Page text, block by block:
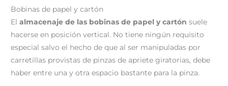
Bobinas de papel y cartón
Elalmacenaje de las bobinas de papel y cartón suele
hacerse en posición vertical. No tiene ningún requisito
especial salvo el hecho de que al ser manipuladas por
carretillas provistas de pinzas de apriete giratorias, debe
haber entre una y otra espacio bastante para la pinza.